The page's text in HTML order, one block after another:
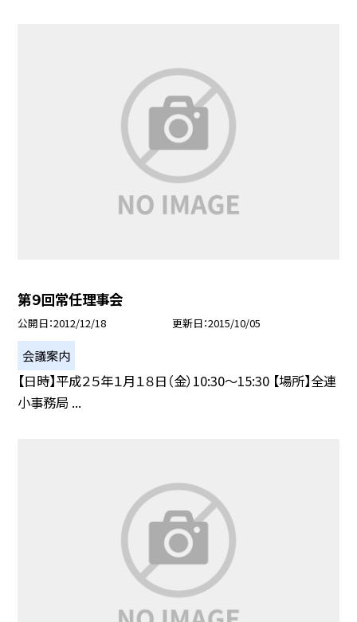
第９回常任理事会
公開日 2012/12/18 更新日 2015/10/05
会議案内
【日時】平成２５年１月１８日（金）10:30〜15:30 【場所】全連
小事務局 ...